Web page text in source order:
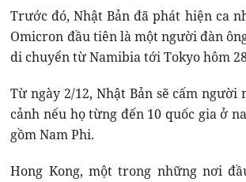
Trước đó, Nhật Bản đã phát hiện ca
Omicron đầu tiên là một người đàn
di chuyển từ Namibia tới Tokyo hôm
Từ ngày 2/12, Nhật Bản sẽ cấm người
cảnh nếu họ từng đến 10 quốc gia ở
gồm Nam Phi.
Hong Kong, một trong những nơi